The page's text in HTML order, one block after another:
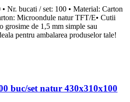
Nr. bucati / set: 100 • Material: Carton
Microondule natur TFT/E• Cutii
grosime de 1,5 mm simple sau
pentru ambalarea produselor tale!
buc/set natur 430x310x100